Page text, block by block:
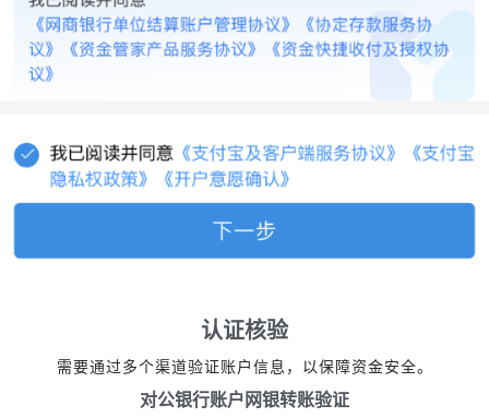
认证核验
需要通过多个渠道验证账户信息，以保障资金安全。
对公银行账户网银转账验证